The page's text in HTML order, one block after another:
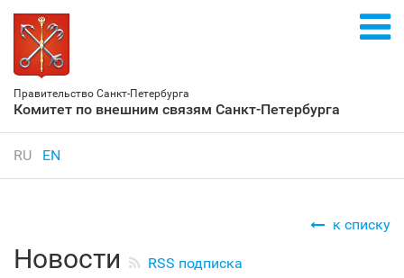
Правительство Санкт‑Петербурга
Комитет по внешним связям Санкт‑Петербурга
RU EN
к списку
Новости RSS подписка